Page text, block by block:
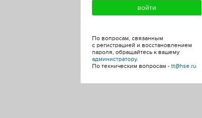
По вопросам, связанным
с регистрацией и восстановлением
пароля, обращайтесь к вашему
администратору.
По техническим вопросам - tt@hse.ru